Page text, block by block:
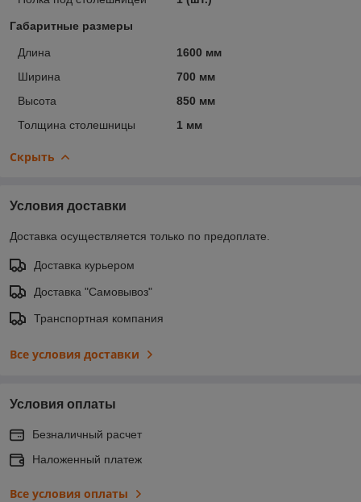
Габаритные размеры
Длина
1600 мм
Ширина
700 мм
Высота
850 мм
Толщина столешницы
1 мм
Скрыть
Условия доставки
Доставка осуществляется только по предоплате.
Доставка курьером
Доставка "Самовывоз"
Транспортная компания
Все условия доставки
Условия оплаты
Безналичный расчет
Наложенный платеж
Все условия оплаты